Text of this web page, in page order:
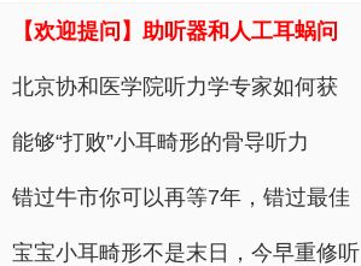
【欢迎提问】助听器和人工耳蜗问
北京协和医学院听力学专家如何获
能够“打败”小耳畸形的骨导听力
错过牛市你可以再等7年，错过最佳
宝宝小耳畸形不是末日，今早重修听